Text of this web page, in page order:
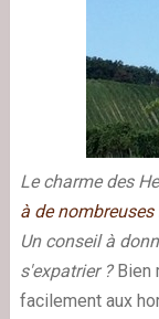
Le charme des
à de nombreuses
Un conseil à
s'expatrier ?Bien
facilement aux